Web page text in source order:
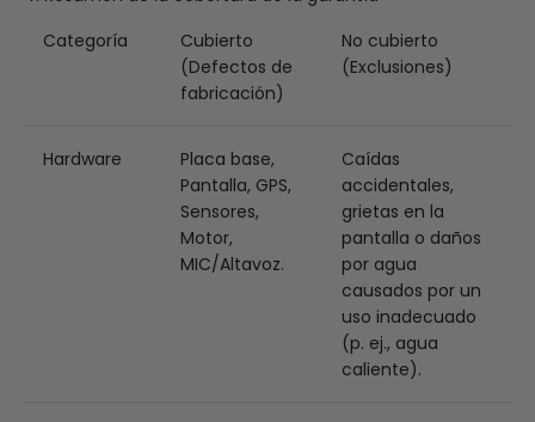
Categoría
Cubierto
(Defectos de
fabricación)
No cubierto
(Exclusiones)
Hardware
Placa base,
Pantalla, GPS,
Sensores,
Motor,
MIC/Altavoz.
Caídas
accidentales,
grietas en la
pantalla o daños
por agua
causados por un
uso inadecuado
(p. ej., agua
caliente).